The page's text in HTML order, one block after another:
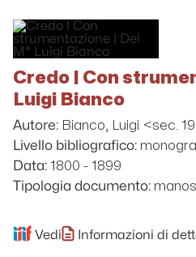
Credo | Con
Luigi Bianco
Autore: Bianco, Luigi <sec.
Livello bibliografico:
Data: 1800 - 1899
Tipologia documento:
Vedi Informazioni di